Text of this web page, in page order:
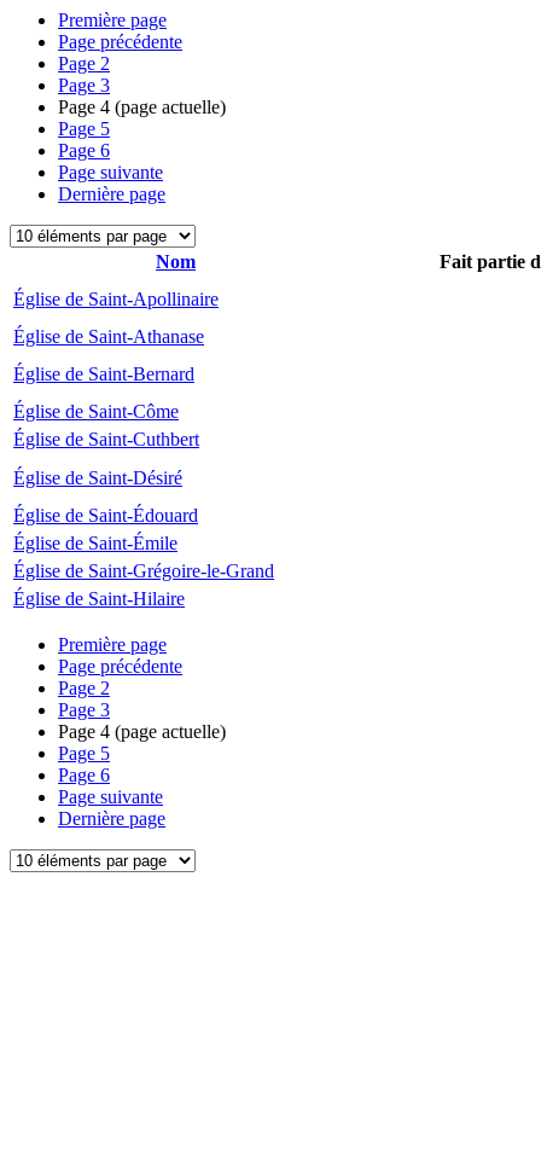
Première page
Page précédente
Page 2
Page 3
Page 4 (page actuelle)
Page 5
Page 6
Page suivante
Dernière page
Nom
Fait partie
Église de Saint-Apollinaire
Église de Saint-Athanase
Église de Saint-Bernard
Église de Saint-Côme
Église de Saint-Cuthbert
Église de Saint-Désiré
Église de Saint-Édouard
Église de Saint-Émile
Église de Saint-Grégoire-le-Grand
Église de Saint-Hilaire
Première page
Page précédente
Page 2
Page 3
Page 4 (page actuelle)
Page 5
Page 6
Page suivante
Dernière page